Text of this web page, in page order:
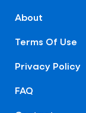
About
Terms Of Use
Privacy Policy
FAQ